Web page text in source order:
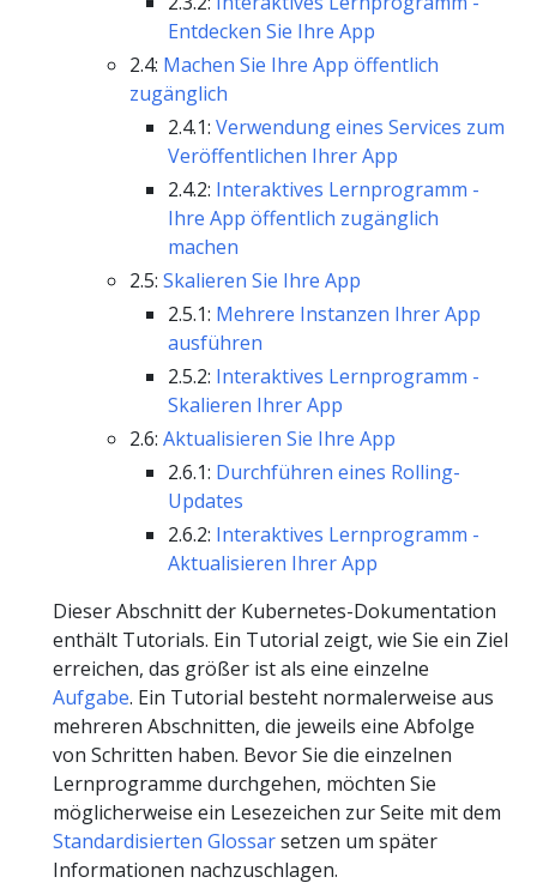
Entdecken Sie Ihre App
2.4: Machen Sie Ihre App öffentlich
zugänglich
2.4.1: Verwendung eines Services zum
Veröffentlichen Ihrer App
2.4.2: Interaktives Lernprogramm -
Ihre App öffentlich zugänglich
machen
2.5: Skalieren Sie Ihre App
2.5.1: Mehrere Instanzen Ihrer App
ausführen
2.5.2: Interaktives Lernprogramm -
Skalieren Ihrer App
2.6: Aktualisieren Sie Ihre App
2.6.1: Durchführen eines Rolling-
Updates
2.6.2: Interaktives Lernprogramm -
Aktualisieren Ihrer App
Dieser Abschnitt der Kubernetes-Dokumentation
enthält Tutorials. Ein Tutorial zeigt, wie Sie ein Ziel
erreichen, das größer ist als eine einzelne
Aufgabe. Ein Tutorial besteht normalerweise aus
mehreren Abschnitten, die jeweils eine Abfolge
von Schritten haben. Bevor Sie die einzelnen
Lernprogramme durchgehen, möchten Sie
möglicherweise ein Lesezeichen zur Seite mit dem
Standardisierten Glossarsetzen um später
Informationen nachzuschlagen.